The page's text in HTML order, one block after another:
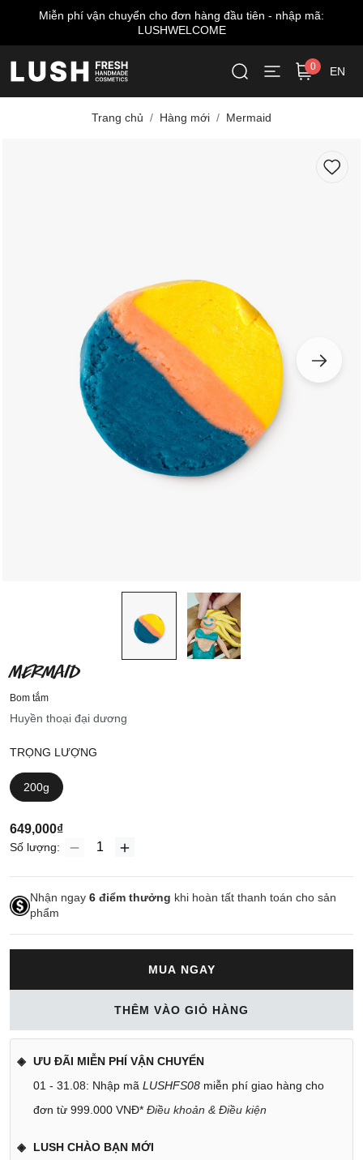
Miễn phí vận chuyển cho đơn hàng đầu tiên - nhập mã:
LUSHWELCOME
0 EN
Trang chủ Hàng mới Mermaid
MERMAID
Bom tắm
Huyền thoại đại dương
TRỌNG LƯỢNG
200g
649,000₫
Số lượng:
Nhận ngay 6 điểm thưởng khi hoàn tất thanh toán cho sản
phẩm
MUA NGAY
THÊM VÀO GIỎ HÀNG
ƯU ĐÃI MIỄN PHÍ VẬN CHUYỂN
01 - 31.08: Nhập mã LUSHFS08 miễn phí giao hàng cho
đơn từ 999.000 VNĐ* Điều khoản & Điều kiện
LUSH CHÀO BẠN MỚI